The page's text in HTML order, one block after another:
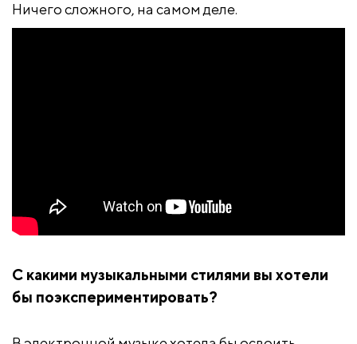
Ничего сложного, на самом деле.
С какими музыкальными стилями вы хотели
бы поэкспериментировать?